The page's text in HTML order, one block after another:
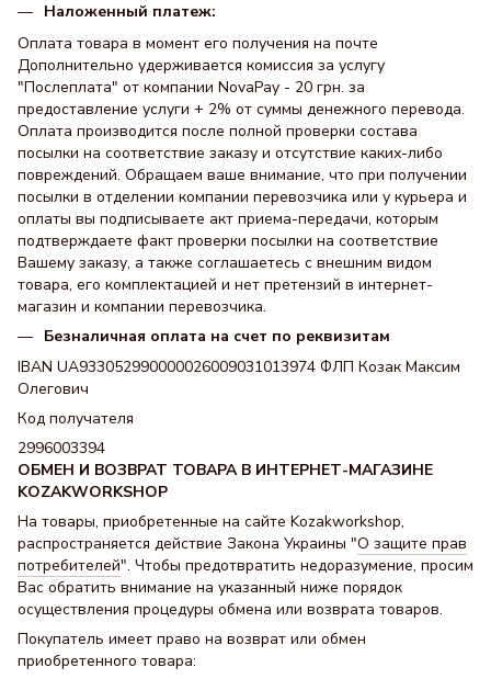
Наложенный платеж:
Оплата товара в момент его получения на почте
Дополнительно удерживается комиссия за услугу
"Послеплата" от компании NovaPay - 20 грн. за
предоставление услуги + 2% от суммы денежного перевода.
Оплата производится после полной проверки состава
посылки на соответствие заказу и отсутствие каких-либо
повреждений. Обращаем ваше внимание, что при получении
посылки в отделении компании перевозчика или у курьера и
оплаты вы подписываете акт приема-передачи, которым
подтверждаете факт проверки посылки на соответствие
Вашему заказу, а также соглашаетесь с внешним видом
товара, его комплектацией и нет претензий в интернет-
магазин и компании перевозчика.
Безналичная оплата на счет по реквизитам
IBAN UA933052990000026009031013974 ФЛП Козак Максим
Олегович
Код получателя
2996003394
ОБМЕН И ВОЗВРАТ ТОВАРА В ИНТЕРНЕТ-МАГАЗИНЕ
KOZAKWORKSHOP
На товары, приобретенные на сайте Kozakworkshop,
распространяется действие Закона Украины "О защите прав
потребителей". Чтобы предотвратить недоразумение, просим
Вас обратить внимание на указанный ниже порядок
осуществления процедуры обмена или возврата товаров.
Покупатель имеет право на возврат или обмен
приобретенного товара: